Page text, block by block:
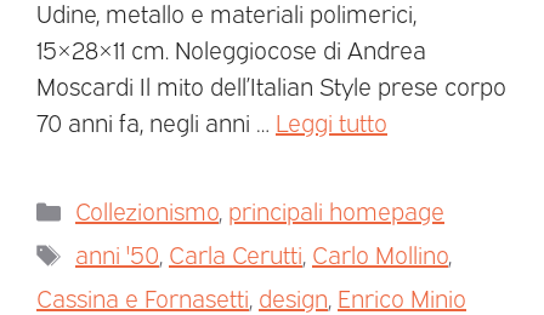
Udine, metallo e materiali polimerici,
15×28×11 cm. Noleggiocose di Andrea
Moscardi Il mito dell’Italian Style prese corpo
70 anni fa, negli anni … Leggi tutto
Collezionismo, principali homepage
anni '50, Carla Cerutti, Carlo Mollino,
Cassina e Fornasetti, design, Enrico Minio